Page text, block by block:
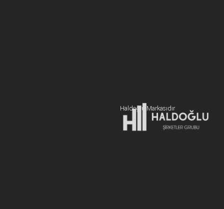
19 Mayıs Mah. Sümer Sk. Zitaş Blokları D:2 NO:7 Kadıköy
Haldoğlu Markasıdır